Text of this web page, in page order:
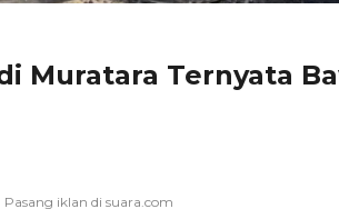
Muratara Ternyata